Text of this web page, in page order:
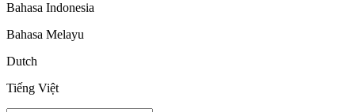
Bahasa Indonesia
Bahasa Melayu
Dutch
Tiếng Việt